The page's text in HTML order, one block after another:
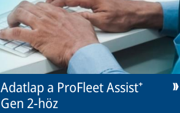
Adatlap a ProFleet Assist⁺
Gen 2-höz